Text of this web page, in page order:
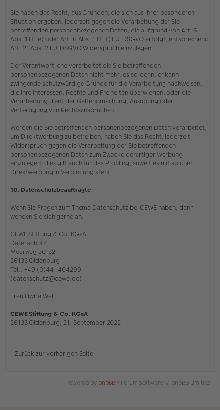
Sie haben das Recht, aus Gründen, die sich aus Ihrer besonderen
Situation ergeben, jederzeit gegen die Verarbeitung der Sie
betreffenden personenbezogenen Daten, die aufgrund von Art. 6
Abs. 1 lit. e) oder Art. 6 Abs. 1 lit. f) EU-DSGVO erfolgt, entsprechend
Art. 21 Abs. 2 EU-DSGVO Widerspruch einzulegen.
Der Verantwortliche verarbeitet die Sie betreffenden
personenbezogenen Daten nicht mehr, es sei denn, er kann
zwingende schutzwürdige Gründe für die Verarbeitung nachweisen,
die Ihre Interessen, Rechte und Freiheiten überwiegen, oder die
Verarbeitung dient der Geltendmachung, Ausübung oder
Verteidigung von Rechtsansprüchen.
Werden die Sie betreffenden personenbezogenen Daten verarbeitet,
um Direktwerbung zu betreiben, haben Sie das Recht, jederzeit
Widerspruch gegen die Verarbeitung der Sie betreffenden
personenbezogenen Daten zum Zwecke derartiger Werbung
einzulegen; dies gilt auch für das Profiling, soweit es mit solcher
Direktwerbung in Verbindung steht.
10. Datenschutzbeauftragte
Wenn Sie Fragen zum Thema Datenschutz bei CEWE haben, dann
wenden Sie sich gerne an:
CEWE Stiftung & Co. KGaA
Datenschutz
Meerweg 30-32
26133 Oldenburg
Tel.: +49 (0)441 404299
(datenschutz@cewe.de)
Frau Elwira Wall
CEWE Stiftung & Co. KGaA
26133 Oldenburg, 21. September 2022
Zurück zur vorherigen Seite
Powered by phpBB® Forum Software © phpBB Limited